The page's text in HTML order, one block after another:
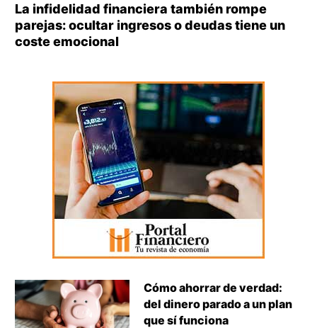
La infidelidad financiera también rompe
parejas: ocultar ingresos o deudas tiene un
coste emocional
Cómo ahorrar de verdad:
del dinero parado a un plan
que sí funciona